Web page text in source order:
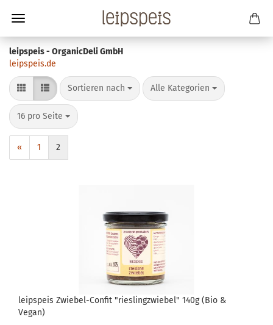
leipspeis - OrganicDeli GmbH
leipspeis.de
Sortieren nach
Sortieren nach Alle Kategorien
pro Seite
16 pro Seite
pro Seite
« 1 2
leipspeis Zwiebel-Confit "rieslingzwiebel" 140g (Bio &
Vegan)